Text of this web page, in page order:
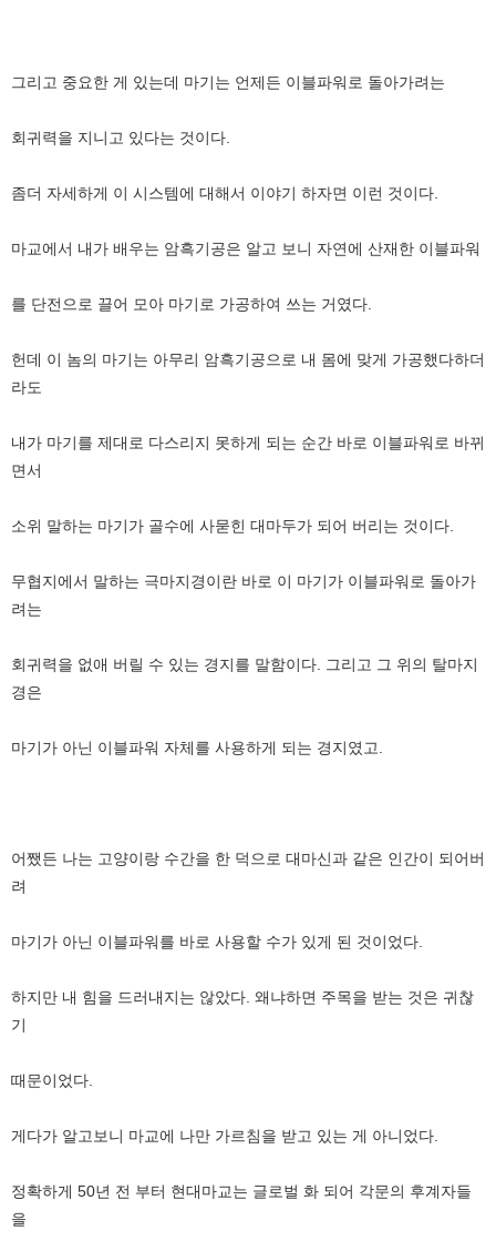
그리고 중요한 게 있는데 마기는 언제든 이블파워로 돌아가려는
회귀력을 지니고 있다는 것이다.
좀더 자세하게 이 시스템에 대해서 이야기 하자면 이런 것이다.
마교에서 내가 배우는 암흑기공은 알고 보니 자연에 산재한 이블파워
를 단전으로 끌어 모아 마기로 가공하여 쓰는 거였다.
헌데 이 놈의 마기는 아무리 암흑기공으로 내 몸에 맞게 가공했다하더
라도
내가 마기를 제대로 다스리지 못하게 되는 순간 바로 이블파워로 바뀌
면서
소위 말하는 마기가 골수에 사묻힌 대마두가 되어 버리는 것이다.
무협지에서 말하는 극마지경이란 바로 이 마기가 이블파워로 돌아가
려는
회귀력을 없애 버릴 수 있는 경지를 말함이다. 그리고 그 위의 탈마지
경은
마기가 아닌 이블파워 자체를 사용하게 되는 경지였고.
어쨌든 나는 고양이랑 수간을 한 덕으로 대마신과 같은 인간이 되어버
려
마기가 아닌 이블파워를 바로 사용할 수가 있게 된 것이었다.
하지만 내 힘을 드러내지는 않았다. 왜냐하면 주목을 받는 것은 귀찮
기
때문이었다.
게다가 알고보니 마교에 나만 가르침을 받고 있는 게 아니었다.
정확하게 50년 전 부터 현대마교는 글로벌 화 되어 각문의 후계자들
을